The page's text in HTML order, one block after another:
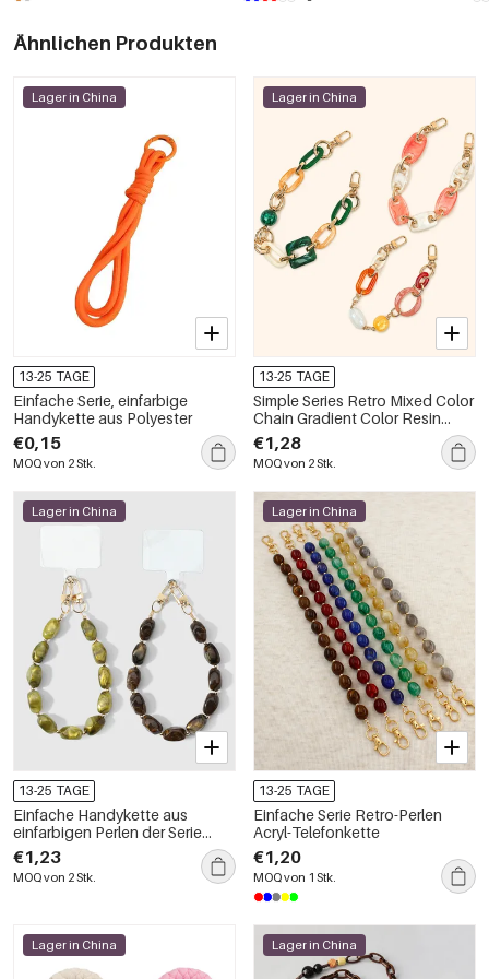
Ähnlichen Produkten
Lager in China
13-25 TAGE
Einfache Serie, einfarbige
Handykette aus Polyester
€0,15
MOQ von 2 Stk.
Lager in China
13-25 TAGE
Simple Series Retro Mixed Color
Chain Gradient Color Resin
Phone Chain
€1,28
MOQ von 2 Stk.
Lager in China
13-25 TAGE
Einfache Handykette aus
einfarbigen Perlen der Serie
Simple, täglich erhältlich
€1,23
MOQ von 2 Stk.
Lager in China
13-25 TAGE
Einfache Serie Retro-Perlen
Acryl-Telefonkette
€1,20
MOQ von 1 Stk.
Lager in China Lager in China